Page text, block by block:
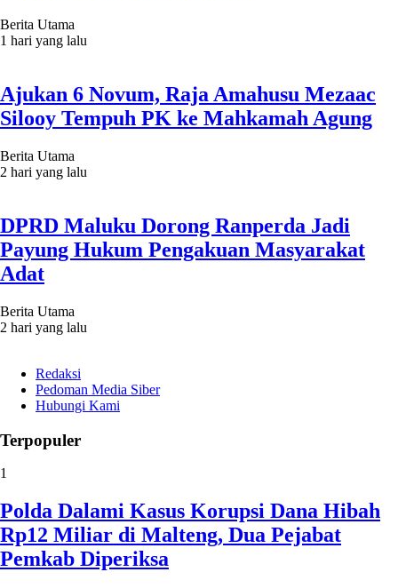
Berita Utama
1 hari yang lalu
Ajukan 6 Novum, Raja Amahusu Mezaac
Silooy Tempuh PK ke Mahkamah Agung
Berita Utama
2 hari yang lalu
DPRD Maluku Dorong Ranperda Jadi
Payung Hukum Pengakuan Masyarakat
Adat
Berita Utama
2 hari yang lalu
Redaksi
Pedoman Media Siber
Hubungi Kami
Terpopuler
1
Polda Dalami Kasus Korupsi Dana Hibah
Rp12 Miliar di Malteng, Dua Pejabat
Pemkab Diperiksa